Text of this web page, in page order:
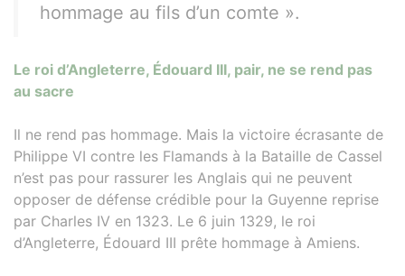
hommage au fils d’un comte ».
Le roi d’Angleterre, Édouard III, pair, ne se rend pas
au sacre
Il ne rend pas hommage. Mais la victoire écrasante de
Philippe VI contre les Flamands à la Bataille de Cassel
n’est pas pour rassurer les Anglais qui ne peuvent
opposer de défense crédible pour la Guyenne reprise
par Charles IV en 1323. Le 6 juin 1329, le roi
d’Angleterre, Édouard III prête hommage à Amiens.